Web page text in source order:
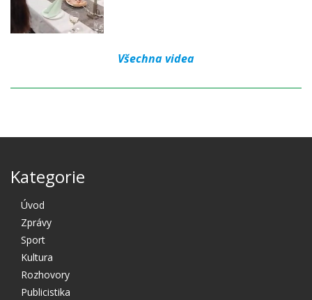
Všechna videa
Kategorie
Úvod
Zprávy
Sport
Kultura
Rozhovory
Publicistika